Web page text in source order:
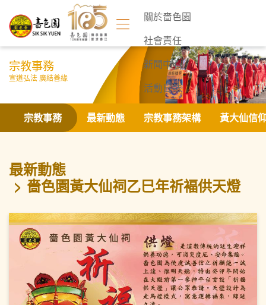
關於嗇色園
社會責任
新聞中心
活動日誌
聯絡我們
宗教事務
宣道弘法 廣結善緣
宗教事務 最新動態 宗教事務架構 黃大仙信
最新動態
嗇色園黃大仙祠乙巳年祈褔供天燈